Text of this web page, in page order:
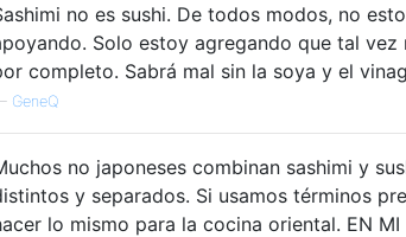
no es sushi. De todos modos, no
Solo estoy agregando que tal
completo. Sabrá mal sin la soya y el
GeneQ
no japoneses combinan sashimi y
y separados. Si usamos términos
lo mismo para la cocina oriental. EN MI